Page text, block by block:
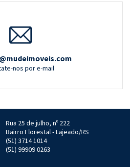
nos por e-mail
Rua 25 de julho, nº 222
Bairro Florestal - Lajeado/RS
(51) 3714 1014
(51) 99909 0263